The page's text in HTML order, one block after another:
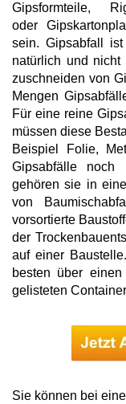
Gipsformteile,
oder
sein. Gipsabfall
natürlich und nicht
zuschneiden von
Mengen
Für eine reine
müssen diese
Beispiel Folie,
Gipsabfälle noch
gehören sie in
von
vorsortierte
der
auf einer
besten über
gelisteten
Sie können bei